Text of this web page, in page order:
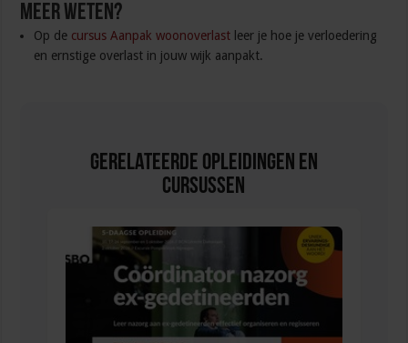
Meer weten?
Op de cursus Aanpak woonoverlast leer je hoe je verloedering
en ernstige overlast in jouw wijk aanpakt.
Gerelateerde Opleidingen en
Cursussen